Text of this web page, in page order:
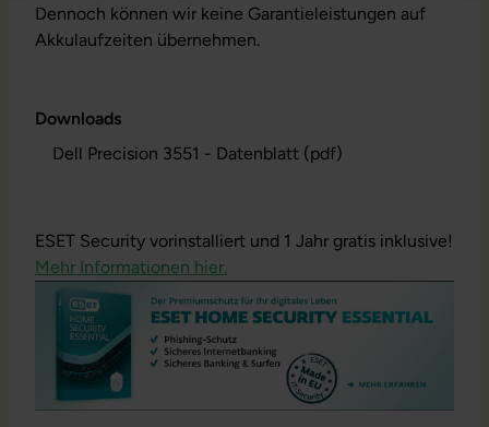
Dennoch können wir keine Garantieleistungen auf
Akkulaufzeiten übernehmen.
Downloads
Dell Precision 3551 - Datenblatt (pdf)
ESET Security vorinstalliert und 1 Jahr gratis inklusive!
Mehr Informationen hier.